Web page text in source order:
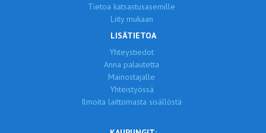
Tietoa katsastusasemille
Liity mukaan
LISÄTIETOA
Yhteystiedot
Anna palautetta
Mainostajalle
Yhteistyössä
Ilmoita laittomasta sisällöstä